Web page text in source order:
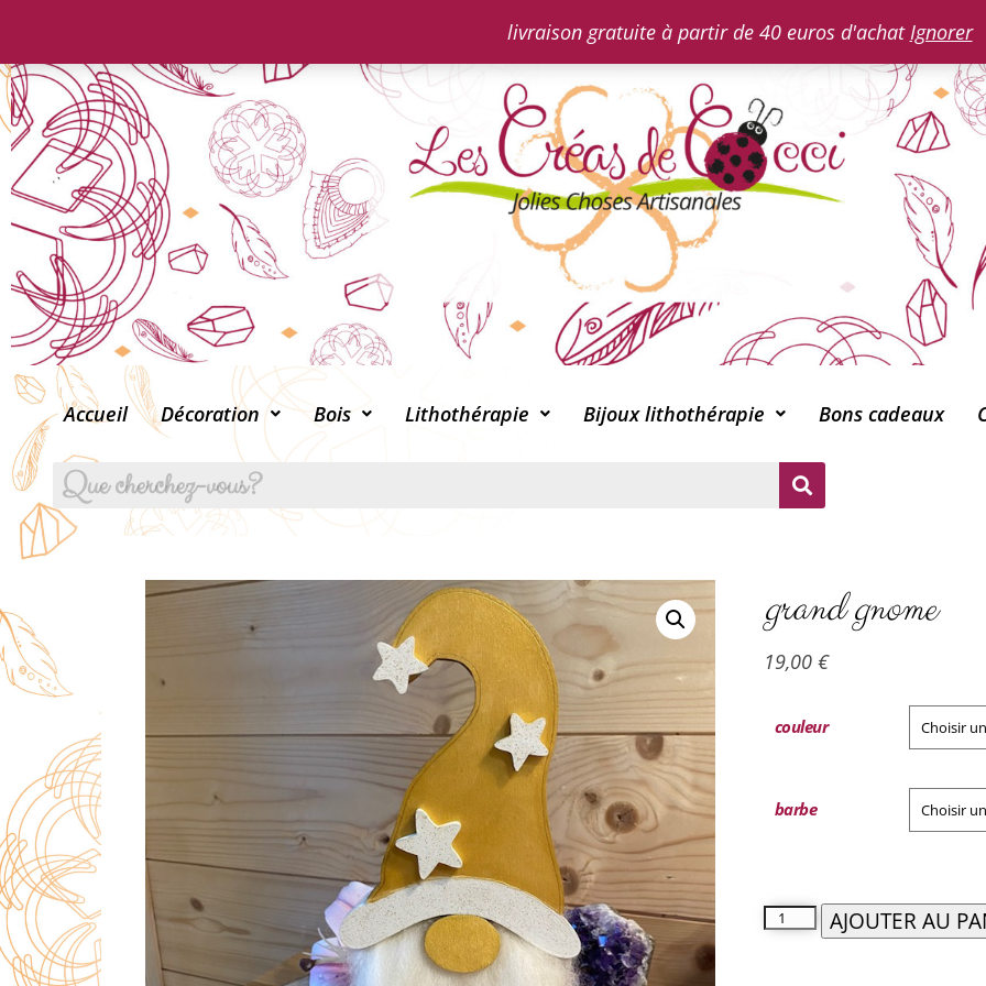
livraison gratuite à partir de 40 euros d'achatIgnorer
Accueil Décoration Bois Lithothérapie Bijoux lithothérapie Bons cadeaux
grand gnome
19,00 €
couleur
barbe
AJOUTER AU